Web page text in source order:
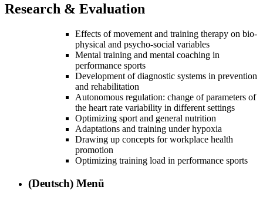
Research & Evaluation
Effects of movement and training therapy on bio-
physical and psycho-social variables
Mental training and mental coaching in
performance sports
Development of diagnostic systems in prevention
and rehabilitation
Autonomous regulation: change of parameters of
the heart rate variability in different settings
Optimizing sport and general nutrition
Adaptations and training under hypoxia
Drawing up concepts for workplace health
promotion
Optimizing training load in performance sports
(Deutsch) Menü